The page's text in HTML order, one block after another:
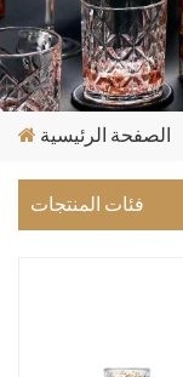
الصفحة الرئيسية
فئات المنتجات